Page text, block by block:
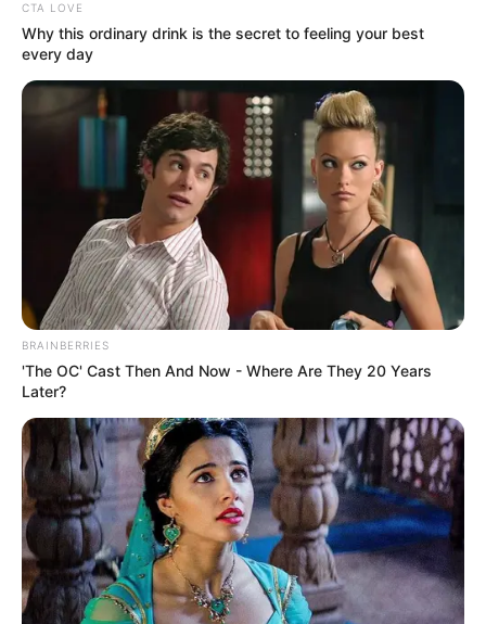
CTA LOVE
Why this ordinary drink is the secret to feeling your best
every day
BRAINBERRIES
'The OC' Cast Then And Now - Where Are They 20 Years
Later?